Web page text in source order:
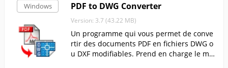
Windows PDF to DWG Converter
Version: 3.7 (43.22 MB)
Un programme qui vous permet de conve
rtir des documents PDF en fichiers DWG o
u DXF modifiables. Prend en charge le mo